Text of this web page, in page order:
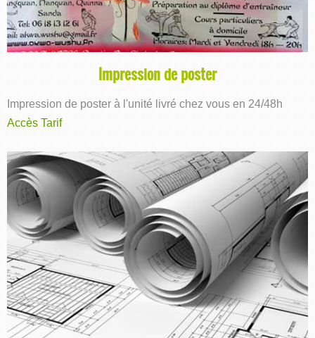
Impression de poster
Impression de poster à l'unité livré chez vous en 24/48h
Accès Tarif